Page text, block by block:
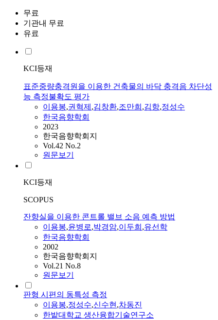
무료
기관내 무료
유료
KCI등재
표준중량충격원을 이용한 건축물의 바닥 충격음 차단성
능 측정불확도 평가
이용봉,권혁제 ,김창환,조만희 ,김항,정성수
한국음향학회
2023
한국음향학회지
Vol.42 No.2
원문보기
KCI등재
SCOPUS
잔향실을 이용한 콘트롤 밸브 소음 예측 방법
이용봉,윤병로,박경암,이두희 ,유선학
한국음향학회
2002
한국음향학회지
Vol.21 No.8
원문보기
판형 시편의 동특성 측정
이용봉,정성수,신수현,차동진
한밭대학교 생산융합기술연구소